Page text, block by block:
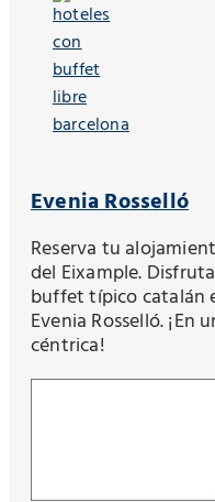
Evenia Rosselló
Reserva tu
del Eixample.
buffet típico catalán
Evenia Rosselló. ¡En
céntrica!